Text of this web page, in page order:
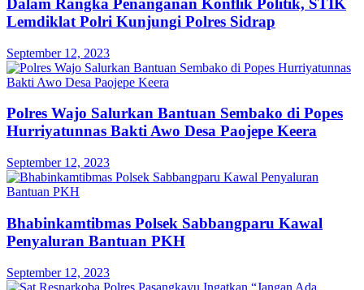
Dalam Rangka Penanganan Konflik Politik, STIK
Lemdiklat Polri Kunjungi Polres Sidrap
September 12, 2023
Polres Wajo Salurkan Bantuan Sembako di Popes
Hurriyatunnas Bakti Awo Desa Paojepe Keera
September 12, 2023
Bhabinkamtibmas Polsek Sabbangparu Kawal
Penyaluran Bantuan PKH
September 12, 2023